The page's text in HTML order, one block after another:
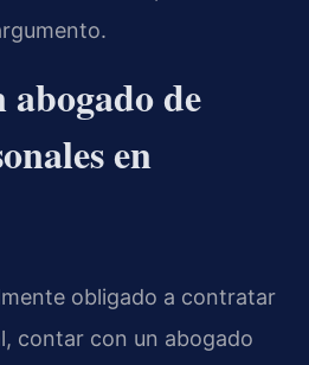
abogado de
en
obligado a contratar
contar con un abogado